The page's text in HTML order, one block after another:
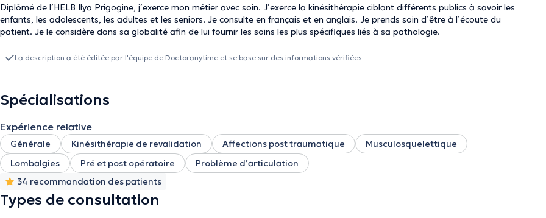
Diplômé de l’HELB Ilya Prigogine, j’exerce mon métier avec soin. J’exerce la kinésithérapie ciblant différents publics à savoir les
enfants, les adolescents, les adultes et les seniors. Je consulte en français et en anglais. Je prends soin d’être à l’écoute du
patient. Je le considère dans sa globalité afin de lui fournir les soins les plus spécifiques liés à sa pathologie.
La description a été éditée par l'équipe de Doctoranytime et se base sur des informations vérifiées.
Spécialisations
Expérience relative
Générale Kinésithérapie de revalidation Affections post traumatique
Musculosquelettique
Lombalgies
Pré et post opératoire
Problème d’articulation
34 recommandation des patients
Types de consultation